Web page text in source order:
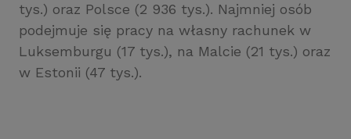
tys.) oraz Polsce (2 936 tys.). Najmniej osób
podejmuje się pracy na własny rachunek w
Luksemburgu (17 tys.), na Malcie (21 tys.) oraz
w Estonii (47 tys.).